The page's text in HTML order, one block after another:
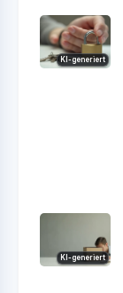
KI-generiert
KI-generiert